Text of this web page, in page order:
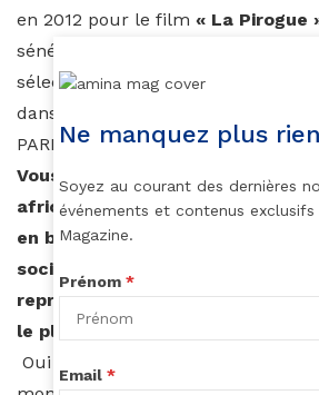
en 2012 pour le film « La Pirogue
sénégalais
sélectionné en compétition au
dans la section
PARIS c’est ma deuxième montée
Vous êtes une bloggeuse
africaine où votre photo en
en bas des marches, a fait le
sociaux.
représenter la beauté africaine
le plus médiatisé au monde ?
Oui c’est un honneur car nous
Ne manquez plus
Soyez au courant des dernières
événements et contenus exclusifs
Magazine.
Prénom *
Email *